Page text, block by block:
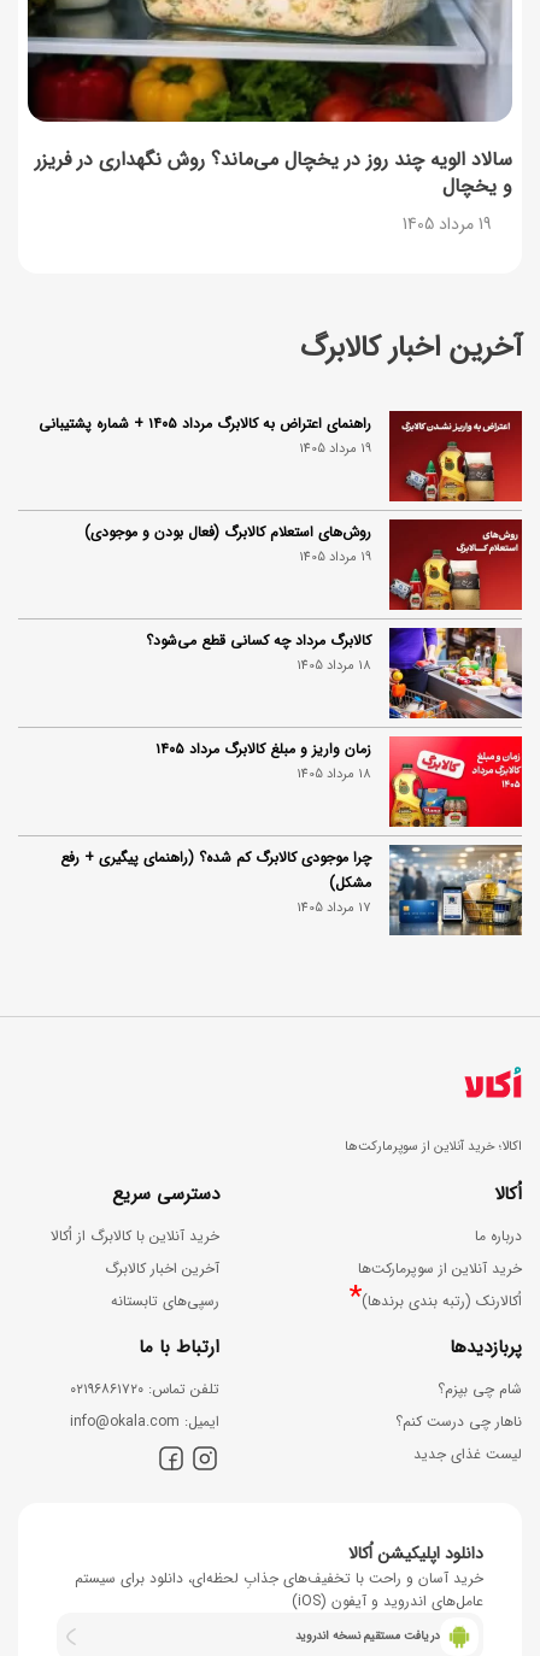
آخرین اخبار کالابرگ
راهنمای اعتراض به کالابرگ مرداد ۱۴۰۵ + شماره پشتیبانی
19 مرداد 1405
روش‌های استعلام کالابرگ (فعال بودن و موجودی)
19 مرداد 1405
کالابرگ مرداد چه کسانی قطع می‌شود؟
18 مرداد 1405
زمان واریز و مبلغ کالابرگ مرداد ۱۴۰۵
18 مرداد 1405
چرا موجودی کالابرگ کم شده؟ (راهنمای پیگیری + رفع
مشکل)
17 مرداد 1405
سالاد الویه چند روز در یخچال می‌ماند؟ روش نگهداری در فریزر
و یخچال
19 مرداد 1405
اکالا؛ خرید آنلاین از سوپرمارکت‌ها
اُکالا
درباره ما
خرید آنلاین از سوپرمارکت‌ها
اُکالارنک (رتبه بندی برندها)*
دسترسی سریع
خرید آنلاین با کالابرگ از اُکالا
آخرین اخبار کالابرگ
رسپی‌های تابستانه
پربازدیدها
شام چی بپزم؟
ناهار چی درست کنم؟
لیست غذای جدید
ارتباط با ما
ﺗﻠﻔﻦ ﺗﻤﺎس: ۰۲۱۹۶۸۶۱۷۲۰
اﯾﻤﯿﻞ: info@okala.com
دانلود اپلیکیشن اُکالا
خرید آسان و راحت با تخفیف‌های جذابِ لحظه‌ای، دانلود برای سیستم
عامل‌های اندروید و آیفون (iOS)
دریافت مستقیم نسخه اندروید